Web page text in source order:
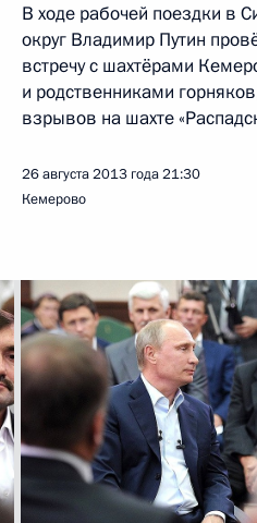
В ходе рабочей поездки в
округ Владимир Путин
встречу с шахтёрами
и родственниками
взрывов на шахте
26 августа 2013 года21:30
Кемерово